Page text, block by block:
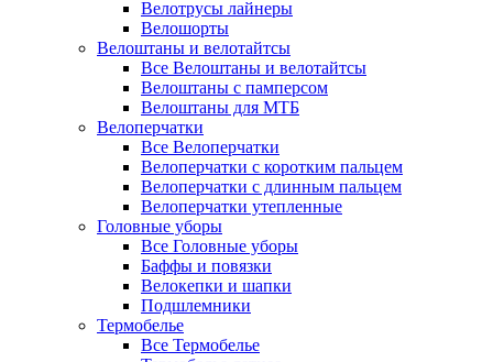
Велотрусы лайнеры
Велошорты
Велоштаны и велотайтсы
Все Велоштаны и велотайтсы
Велоштаны с памперсом
Велоштаны для МТБ
Велоперчатки
Все Велоперчатки
Велоперчатки с коротким пальцем
Велоперчатки с длинным пальцем
Велоперчатки утепленные
Головные уборы
Все Головные уборы
Баффы и повязки
Велокепки и шапки
Подшлемники
Термобелье
Все Термобелье